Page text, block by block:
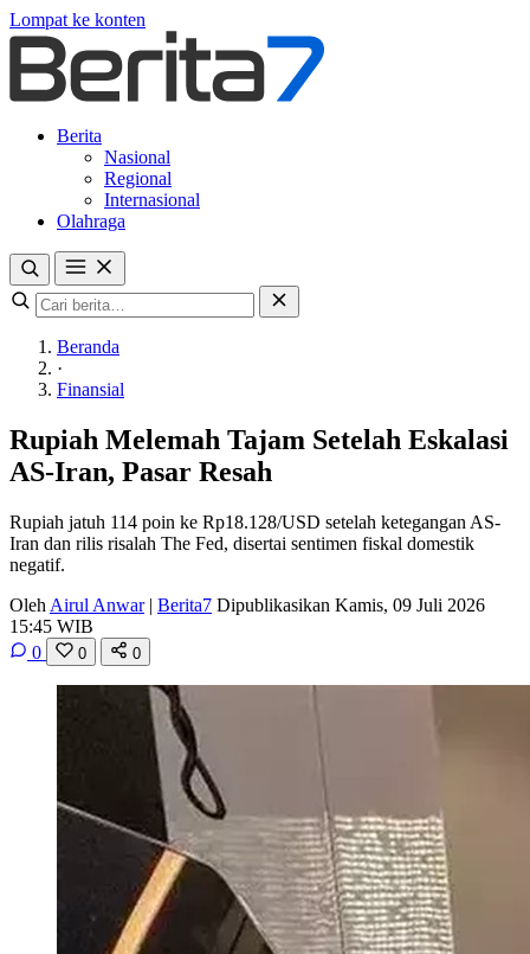
Lompat ke konten
Berita
Nasional
Regional
Internasional
Olahraga
Beranda
·
Finansial
Rupiah Melemah Tajam Setelah Eskalasi
AS-Iran, Pasar Resah
Rupiah jatuh 114 poin ke Rp18.128/USD setelah ketegangan AS-
Iran dan rilis risalah The Fed, disertai sentimen fiskal domestik
negatif.
Oleh Airul Anwar | Berita7 Dipublikasikan Kamis, 09 Juli 2026
15:45 WIB
0
0 0